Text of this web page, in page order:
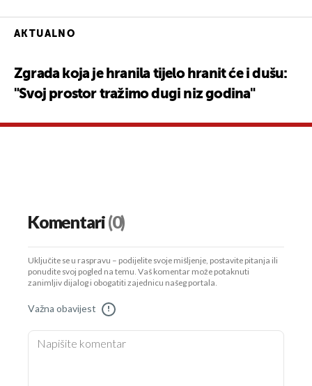
AKTUALNO
Zgrada koja je hranila tijelo hranit će i dušu:
"Svoj prostor tražimo dugi niz godina"
Komentari(0)
Uključite se u raspravu – podijelite svoje mišljenje, postavite pitanja ili
ponudite svoj pogled na temu. Vaš komentar može potaknuti
zanimljiv dijalog i obogatiti zajednicu našeg portala.
Važna obavijest !